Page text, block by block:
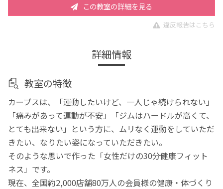
この教室の詳細を見る
違反報告はこちら
詳細情報
教室の特徴
カーブスは、「運動したいけど、一人じゃ続けられない」
「痛みがあって運動が不安」「ジムはハードルが高くて、
とても出来ない」という方に、ムリなく運動をしていただ
きたい、なりたい姿になっていただきたい。
そのような思いで作った「女性だけの30分健康フィット
ネス」です。
現在、全国約2,000店舗80万人の会員様の健康・体づくり